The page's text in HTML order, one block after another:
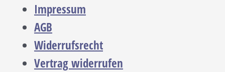
Impressum
AGB
Widerrufsrecht
Vertrag widerrufen